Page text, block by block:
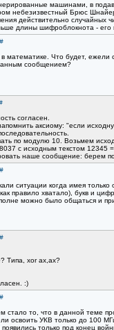
машинами, в
небезизвестный Брюс
действительно
длины шифроблокнота -
#
математике. Что будет,
сообщением?
согласен.
аксиому: "если
по модулю 10. Возьмем
с исходным текстом 12345
наше сообщение: берем
#
ситуации когда имея
правило хватало), букв и
можно было общаться и
#
Типа, xor ax,ax?
:)
#
стало то, что в данной теме
освоить УКВ только до 100
только под конец